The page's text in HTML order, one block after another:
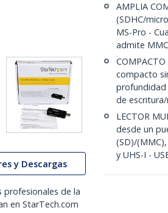
y Descargas
profesionales de la
en StarTech.com
AMPLIA
(SDHC/
MS-Pro -
admite
compacto
de
LECTOR
desde un
(SD)/
y UHS-I -